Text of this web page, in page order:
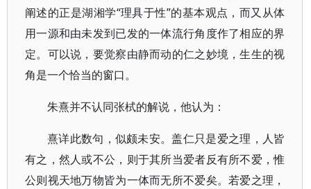
阐述的正是湖湘学“理具于性”的基本观点，而又从体
用一源和由未发到已发的一体流行角度作了相应的界
定。可以说，要觉察由静而动的仁之妙境，生生的视
角是一个恰当的窗口。
朱熹并不认同张栻的解说，他认为：
熹详此数句，似颇未安。盖仁只是爱之理，人皆
有之，然人或不公，则于其所当爱者反有所不爱，惟
公则视天地万物皆为一体而无所不爱矣。若爱之理，